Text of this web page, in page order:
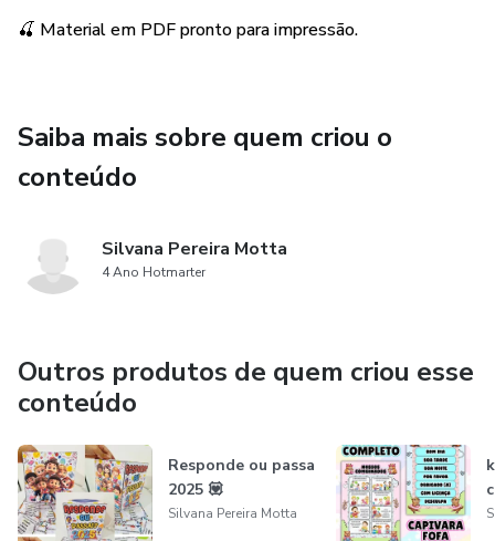
🍒 Material em PDF pronto para impressão.
Saiba mais sobre quem criou o
conteúdo
Silvana Pereira Motta
4 Ano Hotmarter
Outros produtos de quem criou esse
conteúdo
Responde ou passa
2025 💟
Silvana Pereira Motta